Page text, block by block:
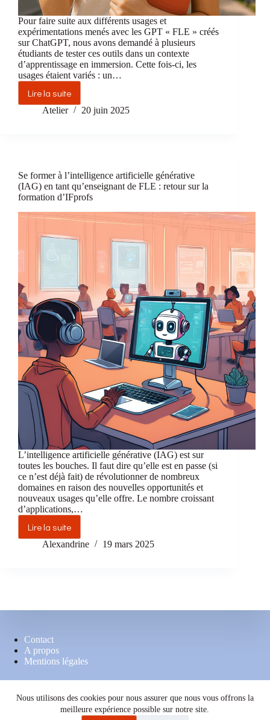
Nous utilisons des cookies pour nous assurer que nous vous offrons la
meilleure expérience possible sur notre site.
Pour faire suite aux différents usages et
expérimentations menés avec les GPT « FLE » créés
sur ChatGPT, nous avons demandé à plusieurs
étudiants de tester ces outils dans un contexte
d’apprentissage en immersion. Cette fois-ci, les
usages étaient variés : un…
Lire la suite
Utiliser
un
Paris
et
la
pour
étudiants
de
français
langue
étrangère
Atelier 20 juin 2025
Se former à l’intelligence artificielle générative
(IAG) en tant qu’enseignant de FLE : retour sur la
formation d’IFprofs
L’intelligence artificielle générative (IAG) est sur
toutes les bouches. Il faut dire qu’elle est en passe (si
ce n’est déjà fait) de révolutionner de nombreux
domaines en raison des nouvelles opportunités et
nouveaux usages qu’elle offre. Le nombre croissant
d’applications,…
Lire la suite
Se
former
qu’enseignant
de
FLE
sur
Alexandrine 19 mars 2025
Contact
A propos
Mentions légales
Une demande ou une question à nous soumettre ?
Ecrivez-nous à atelierdufrancais.contact@gmail.com